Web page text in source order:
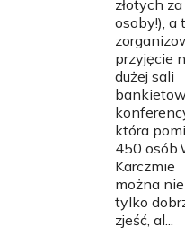
złotych
osoby!), a
przyjęcie
dużej sali
która
450
Karczmie
można nie
tylko
zjeść, al...